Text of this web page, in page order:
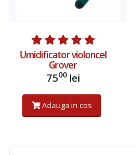
Umidificator violoncel
Grover
7500lei
Adauga in cos